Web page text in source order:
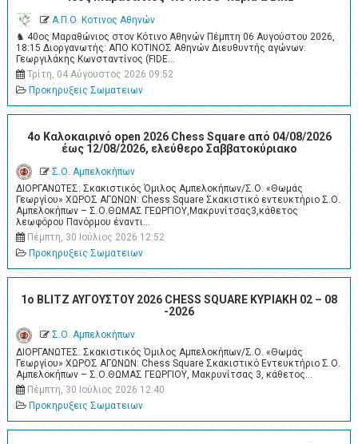
Α.Π.Ο. Κοτινος Αθηνών
♞ 40ος Μαραθώνιος στον Κότινο Αθηνών Πέμπτη 06 Αυγούστου 2026,
18:15 Διοργανωτής: ΑΠΟ ΚΟΤΙΝΟΣ Αθηνών Διευθυντής αγώνων:
Γεωργιλάκης Κωνσταντίνος (FIDE…
Τρίτη, 04 Αύγουστος 2026 09:52
Προκηρυξεις Σωματειων
4o Καλοκαιρινό open 2026 Chess Square από 04/08/2026
έως 12/08/2026, ελεύθερο Σαββατοκύριακο
Σ.Ο. Αμπελοκήπων
ΔΙΟΡΓΑΝΩΤΕΣ: Σκακιστικός Όμιλος Αμπελοκήπων/Σ.Ο. «Θωμάς
Γεωργίου» ΧΩΡΟΣ ΑΓΩΝΩΝ: Chess Square Σκακιστικό εντευκτήριο Σ.Ο.
Αμπελοκήπων – Σ.Ο.ΘΩΜΑΣ ΓΕΩΡΓΙΟΥ,Μακρυνίτσας3,κάθετος
λεωφόρου Πανόρμου έναντι…
Πέμπτη, 30 Ιούλιος 2026 12:52
Προκηρυξεις Σωματειων
1ο BLITZ ΑΥΓΟΥΣΤΟΥ 2026 CHESS SQUARE ΚΥΡΙΑΚΗ 02 – 08
-2026
Σ.Ο. Αμπελοκήπων
ΔΙΟΡΓΑΝΩΤΕΣ: Σκακιστικός Όμιλος Αμπελοκήπων/Σ.Ο. «Θωμάς
Γεωργίου» ΧΩΡΟΣ ΑΓΩΝΩΝ: Chess Square Σκακιστικό Εντευκτήριο Σ.Ο.
Αμπελοκήπων – Σ.Ο.ΘΩΜΑΣ ΓΕΩΡΓΙΟΥ, Μακρυνίτσας 3, κάθετος…
Πέμπτη, 30 Ιούλιος 2026 12:40
Προκηρυξεις Σωματειων